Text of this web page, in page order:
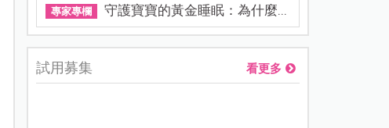
專家專欄 守護寶寶的黃金睡眠：為什麼...
試用募集 看更多